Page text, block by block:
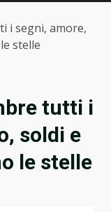
i segni, amore,
stelle
tutti i
soldi e
le stelle